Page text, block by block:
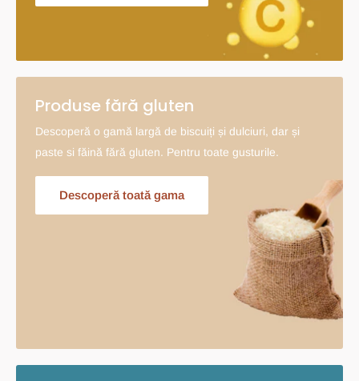
Produse fără gluten
Descoperă o gamă largă de biscuiți și dulciuri, dar și
paste si făină fără gluten. Pentru toate gusturile.
Descoperă toată gama